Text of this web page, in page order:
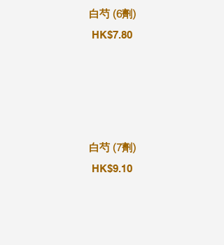
白芍 (6劑)
HK$7.80
白芍 (7劑)
HK$9.10